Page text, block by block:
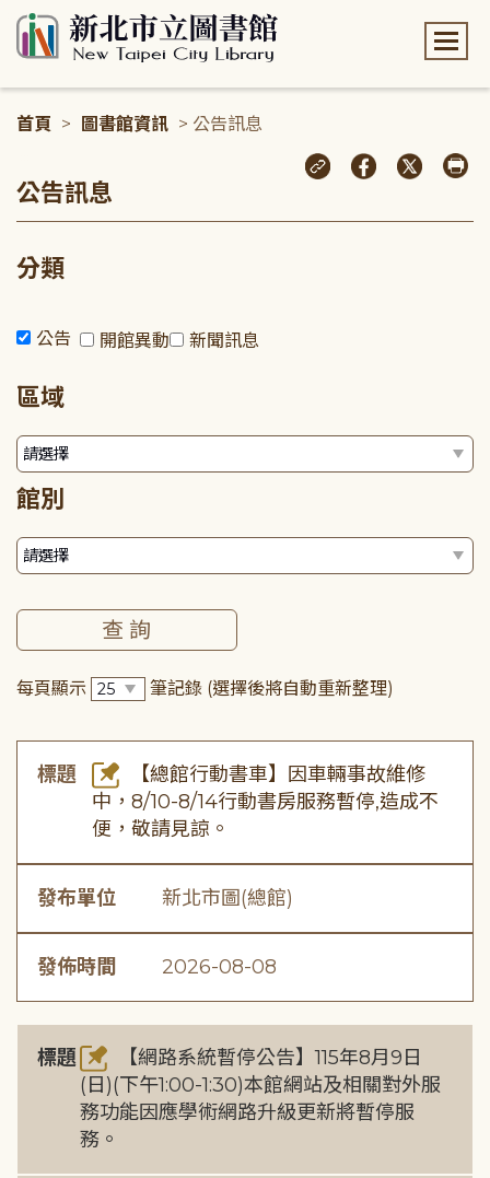
首頁 > 圖書館資訊 > 公告訊息
公告訊息
分類
公告 開館異動 新聞訊息
區域
館別
每頁顯示 筆記錄 (選擇後將自動重新整理)
標題
【總館行動書車】因車輛事故維修
中，8/10-8/14行動書房服務暫停,造成不
便，敬請見諒。
發布單位 新北市圖(總館)
發佈時間 2026-08-08
標題
【網路系統暫停公告】115年8月9日
(日)(下午1:00-1:30)本館網站及相關對外服
務功能因應學術網路升級更新將暫停服
務。